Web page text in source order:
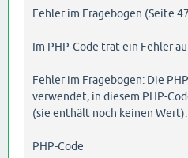
Fehler im Fragebogen (Seite
Im PHP-Code trat ein Fehler
Fehler im Fragebogen: Die
verwendet, in diesem PHP-
(sie enthält noch keinen Wert).
PHP-Code